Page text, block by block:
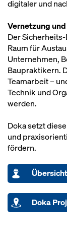
digitaler und
Vernetzung
Der
Raum für
Unternehmen,
Baupraktikern.
Teamarbeit –
Technik und
werden.
Doka setzt
und
fördern.
Doka